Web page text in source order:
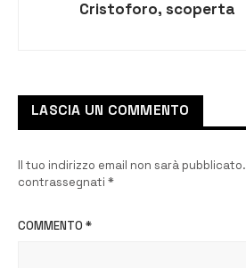
Cristoforo, scoperta
LASCIA UN COMMENTO
Il tuo indirizzo email non sarà pubblicato.
contrassegnati *
COMMENTO *